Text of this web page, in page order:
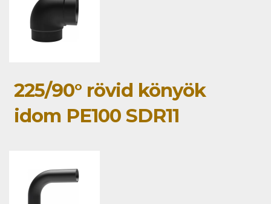
225/90° rövid könyök
idom PE100 SDR11